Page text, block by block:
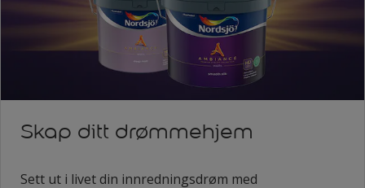
Skap ditt drømmehjem
Sett ut i livet din innredningsdrøm med